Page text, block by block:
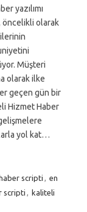
yazılımı
öncelikli olarak
Müşteri
olarak ilke
geçen gün bir
Hizmet Haber
yol kat…
scripti , en
scripti , kaliteli